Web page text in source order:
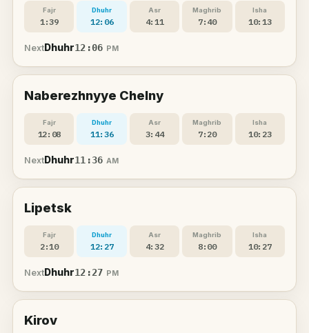
Fajr
1:39
Dhuhr
12:06
Asr
4:11
Maghrib
7:40
Isha
10:13
Next Dhuhr12:06 PM
Naberezhnyye Chelny
Fajr
12:08
Dhuhr
11:36
Asr
3:44
Maghrib
7:20
Isha
10:23
Next Dhuhr11:36 AM
Lipetsk
Fajr
2:10
Dhuhr
12:27
Asr
4:32
Maghrib
8:00
Isha
10:27
Next Dhuhr12:27 PM
Kirov